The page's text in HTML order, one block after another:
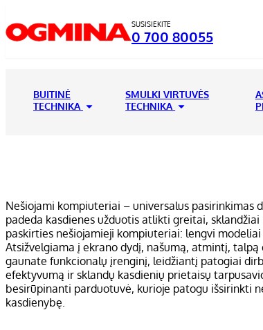
SUSISIEKITE
0 700 80055
BUITINĖ
TECHNIKA
SMULKI VIRTUVĖS
TECHNIKA
Nešiojami kompiuteriai – universalus pasirinkimas
padeda kasdienes užduotis atlikti greitai,
paskirties nešiojamieji kompiuteriai: lengvi
Atsižvelgiama į ekrano dydį, našumą, atmintį,
gaunate funkcionalų įrenginį, leidžiantį patogiai
efektyvumą ir sklandų kasdienių prietaisų
besirūpinanti parduotuvė, kurioje patogu išsirinkti
kasdienybę.